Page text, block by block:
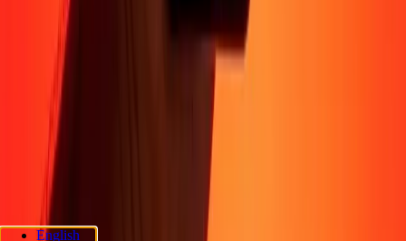
Entreprise
À proposBlog Devenir agent
Transfert d'argent international
Politique de confidentialité
Avis sur les cookies
générales
Centre d'aide
d'accessibilité
Services Rapide Chèque
Rapide ChèquePolitique de confidentialité Rapide Chèque
English